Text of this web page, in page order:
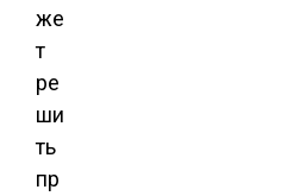
же
т
ре
ши
ть
пр